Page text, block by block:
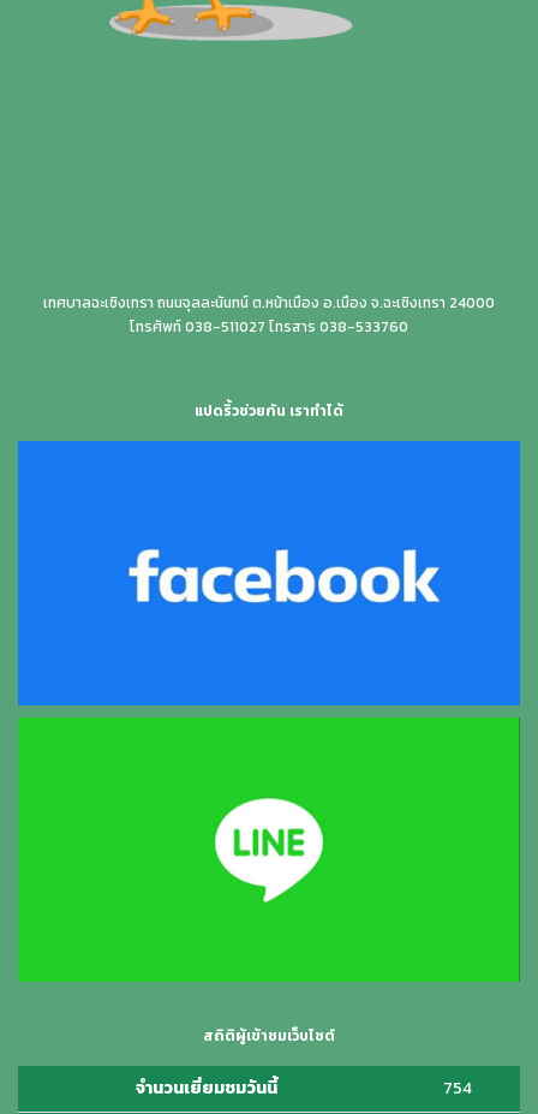
เทศบาลฉะเชิงเทรา ถนนจุลละนันทน์ ต.หน้าเมือง อ.เมือง จ.ฉะเชิงเทรา 24000
โทรศัพท์ 038-511027 โทรสาร 038-533760
แปดริ้วช่วยกัน เราทำได้
สถิติผู้เข้าชมเว็บไซต์
จำนวนเยี่ยมชมวันนี้ 754